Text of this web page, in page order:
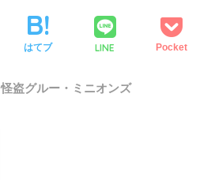
はてブ LINE Pocket
怪盗グルー・ミニオンズ